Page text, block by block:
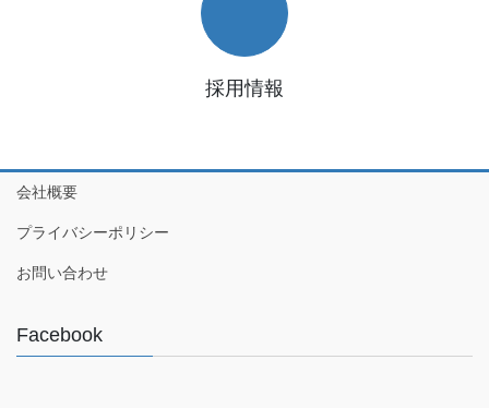
採用情報
会社概要
プライバシーポリシー
お問い合わせ
Facebook